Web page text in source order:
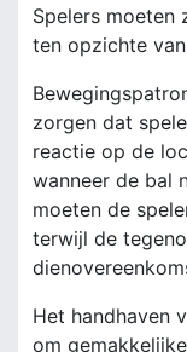
Spelers moeten
ten opzichte
zorgen dat
reactie op de
wanneer de bal
moeten de
terwijl de
Het handhaven
om